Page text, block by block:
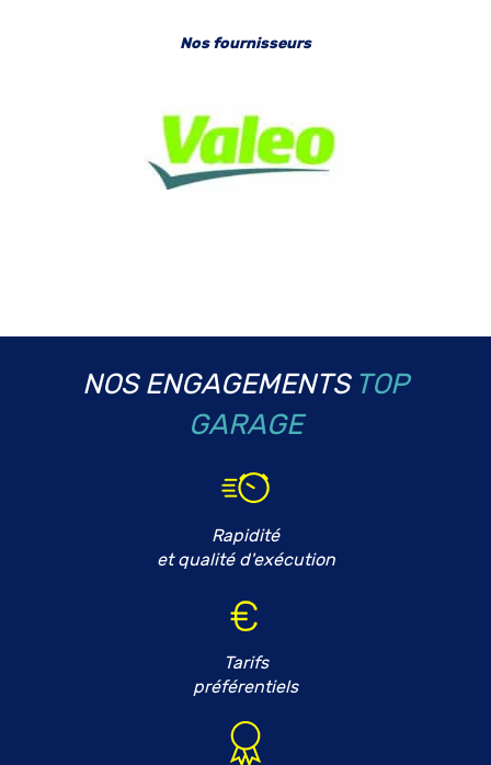
Nos fournisseurs
NOS ENGAGEMENTS TOP
GARAGE
Rapidité
et qualité d'exécution
Tarifs
préférentiels